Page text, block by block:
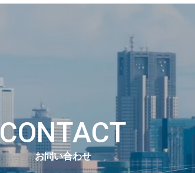
CONTACT
お問い合わせ